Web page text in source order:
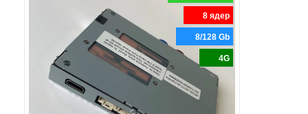
8 ядер
8/128 Gb
4G